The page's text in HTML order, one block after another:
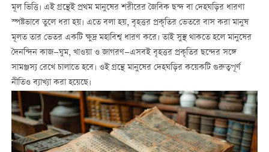
মূল ভিত্তি। এই গ্রন্থেই প্রথম মানুষের শরীরের জৈবিক ছন্দ বা দেহঘড়ির ধারণা
স্পষ্টভাবে তুলে ধরা হয়। এতে বলা হয়, বৃহত্তর প্রকৃতির ভেতরে বাস করা মানুষ
মূলত তার ভেতর একটি ক্ষুদ্র মহাবিশ্ব ধারণ করে। তাই সুস্থ থাকতে হলে মানুষের
দৈনন্দিন কাজ—ঘুম, খাওয়া ও জাগরণ—এসবই বৃহত্তর প্রকৃতির ছন্দের সঙ্গে
সামঞ্জস্য রেখে চালাতে হবে। ওই গ্রন্থে মানুষের দেহঘড়ির কয়েকটি গুরুত্বপূর্ণ
নীতিও ব্যাখ্যা করা হয়েছে।